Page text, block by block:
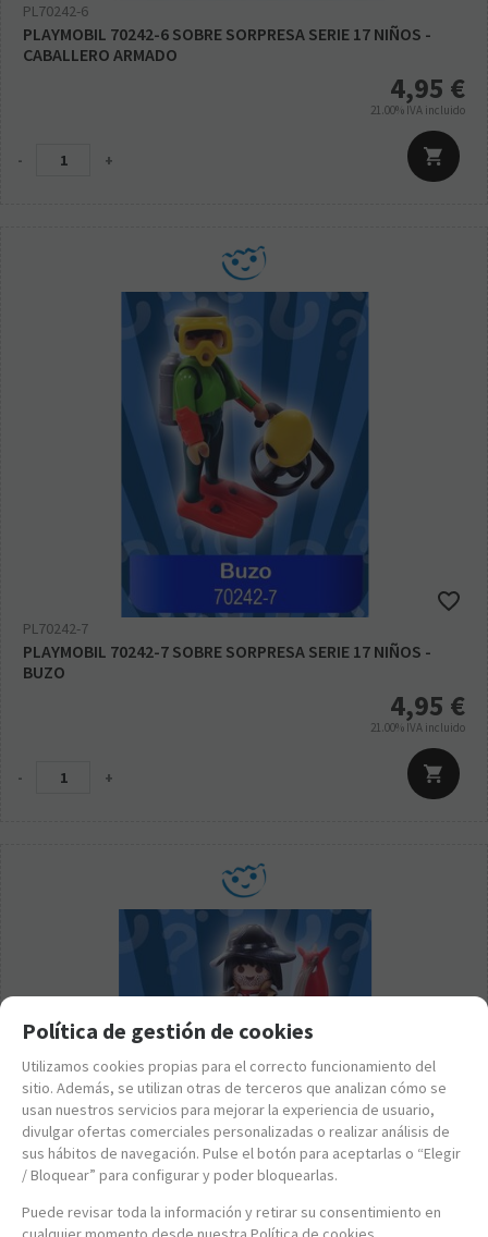
PL70242-6
PLAYMOBIL 70242-6 SOBRE SORPRESA SERIE 17 NIÑOS -
CABALLERO ARMADO
4,95 €
21.00% IVA incluido
- +
PL70242-7
PLAYMOBIL 70242-7 SOBRE SORPRESA SERIE 17 NIÑOS -
BUZO
4,95 €
21.00% IVA incluido
- +
Política de gestión de cookies
Utilizamos cookies propias para el correcto funcionamiento del
sitio. Además, se utilizan otras de terceros que analizan cómo se
usan nuestros servicios para mejorar la experiencia de usuario,
divulgar ofertas comerciales personalizadas o realizar análisis de
sus hábitos de navegación. Pulse el botón para aceptarlas o “Elegir
/ Bloquear” para configurar y poder bloquearlas.
Puede revisar toda la información y retirar su consentimiento en